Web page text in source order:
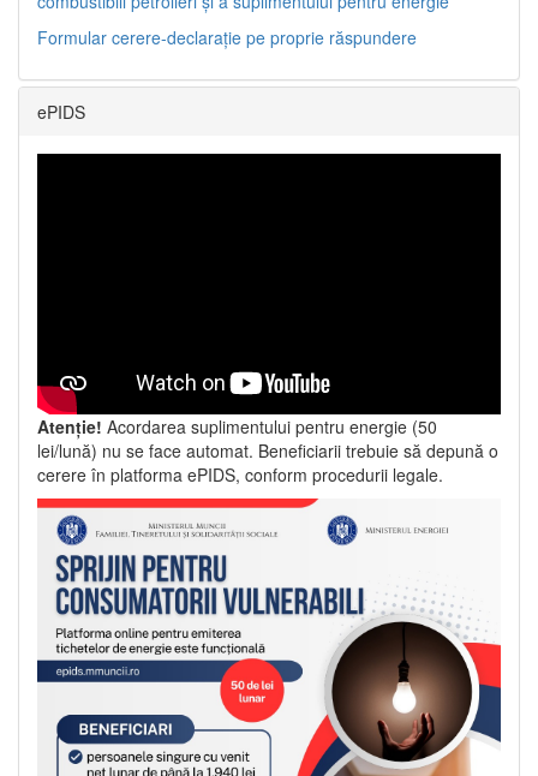
Formular cerere-declarație pe proprie răspundere
ePIDS
Atenție! Acordarea suplimentului pentru energie (50
lei/lună) nu se face automat. Beneficiarii trebuie să depună o
cerere în platforma ePIDS, conform procedurii legale.